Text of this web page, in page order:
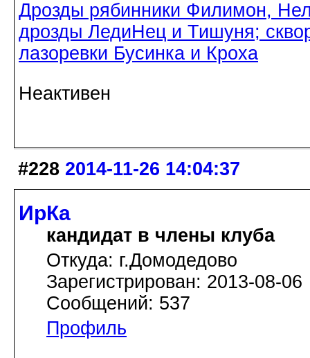
Дрозды рябинники Филимон,
дрозды ЛедиНец и Тишуня;
лазоревки Бусинка и Кроха
Неактивен
#228 2014-11-26 14:04:37
ИрКа
кандидат в члены клуба
Откуда: г.Домодедово
Зарегистрирован: 2013-08-06
Сообщений: 537
Профиль